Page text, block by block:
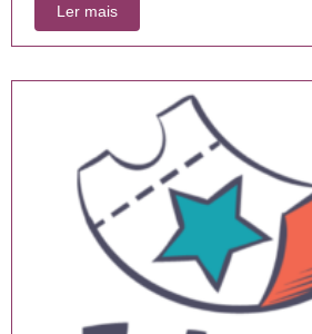
Ler mais